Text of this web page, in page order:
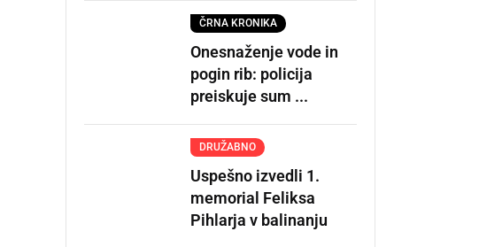
ČRNA KRONIKA
Onesnaženje vode in
pogin rib: policija
preiskuje sum ...
DRUŽABNO
Uspešno izvedli 1.
memorial Feliksa
Pihlarja v balinanju